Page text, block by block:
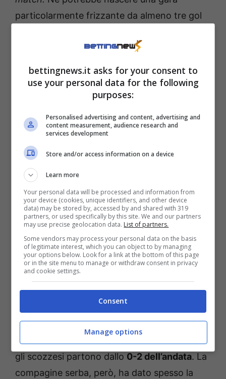
particolarmente frizzante da almeno tre gol
Pronostici Europa League e
Conference League: raffica
Un compito analogo spetta anche al
Jerusalem
, sotto di tre reti nell’
average
rimonta, anche in questo caso va rimarcato il
netto ridimensionamento dellaquota Over
2.5, passata velocementeda 1,75 a 1,57. I
lituani – padroni indiscussi del proprio destino
– legittimeranno la loro superiorità con
un’altra prova maiuscola: ad impreziosirla
dovrebbero essere non pochi gol.
Hibernian-Partizan. Capitalizzando la
superiorità numerica per oltre un’ora di gioco,
gli scozzesi partono dallo 0-2 dell’andata. La
compagine serba, però, ha dato spesso la
bettingnews.it asks for your consent to
use your personal data for the following
purposes:
Personalised advertising and content, advertising and
content measurement, audience research and
services development
Store and/or access information on a device
Learn more
Your personal data will be processed and information from
your device (cookies, unique identifiers, and other device
data) may be stored by, accessed by and shared with 319
partners, or used specifically by this site. We and our partners
may use precise geolocation data. List of partners.
Some vendors may process your personal data on the basis
of legitimate interest, which you can object to by managing
your options below. Look for a link at the bottom of this page
or in the site menu to manage or withdraw consent in privacy
and cookie settings.
Consent
Manage options